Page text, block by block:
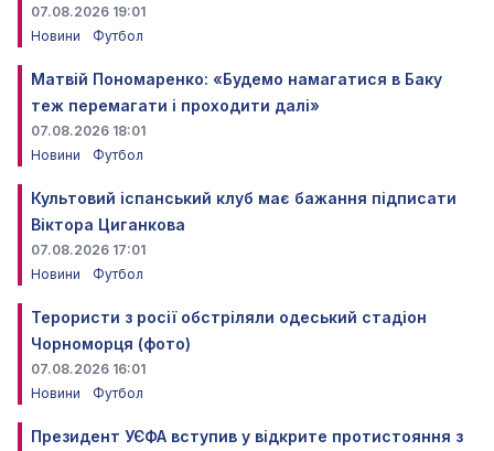
07.08.2026 19:01
Новини
Футбол
Матвій Пономаренко: «Будемо намагатися в Баку
теж перемагати і проходити далі»
07.08.2026 18:01
Новини
Футбол
Культовий іспанський клуб має бажання підписати
Віктора Циганкова
07.08.2026 17:01
Новини
Футбол
Терористи з росії обстріляли одеський стадіон
Чорноморця (фото)
07.08.2026 16:01
Новини
Футбол
Президент УЄФА вступив у відкрите протистояння з